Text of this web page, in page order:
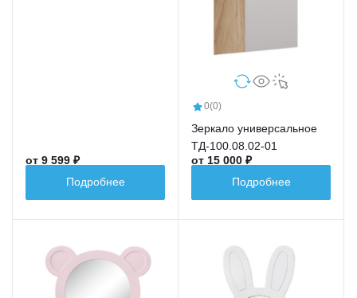
от 9 599 ₽
Подробнее
0(0)
Зеркало универсальное
ТД-100.08.02-01
от 15 000 ₽
Подробнее